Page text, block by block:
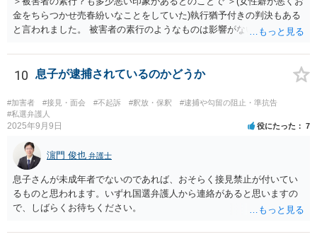
金をちらつかせ売春紛いなことをしていた)執行猶予付きの判決もある
と言われました。 被害者の素行のようなものは影響がないかと思いま
はあるのではないでしょうか。
10 息子が逮捕されているのかどうか
#加害者 #接見・面会 #不起訴 #釈放・保釈
#逮捕や勾留の阻止・準抗告
#私選弁護人
2025年9月9日 役にたった 7
濵門 俊也 弁護士
息子さんが未成年者でないのであれば、おそらく接見禁止が付いてい
るものと思われます。いずれ国選弁護人から連絡があると思いますの
で、しばらくお待ちください。